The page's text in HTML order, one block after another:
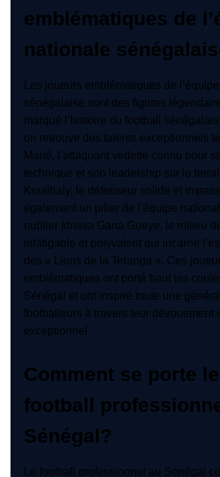
emblématiques de
nationale
Les joueurs emblématiques de
sénégalaise sont des figures
marqué l’histoire du football
on retrouve des talents exceptionnels
Mané, l’attaquant vedette connu pour
technique et son leadership sur le
Koulibaly, le défenseur solide et
également un pilier de l’équipe
oublier Idrissa Gana Gueye, le milieu
infatigable et polyvalent qui incarne
des « Lions de la Teranga ». Ces
emblématiques ont porté haut les
Sénégal et ont inspiré toute une
footballeurs à travers leur dévouement
exceptionnel.
Comment se porte le
football
Sénégal?
Le football professionnel au Sénégal